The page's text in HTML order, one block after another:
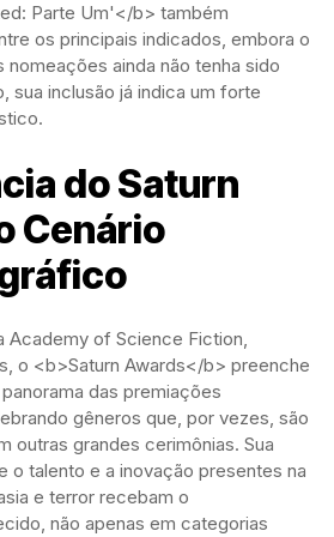
Parte Um'</b> também
os principais indicados, embora o
nomeações ainda não tenha sido
sua inclusão já indica um forte
do Saturn
Cenário
Academy of Science Fiction,
o <b>Saturn Awards</b> preenche
das premiações
gêneros que, por vezes, são
outras grandes cerimônias. Sua
o talento e a inovação presentes na
e terror recebam o
não apenas em categorias